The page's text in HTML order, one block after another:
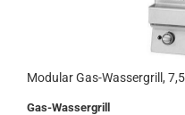
Modular Gas-Wassergrill,
Gas-Wassergrill